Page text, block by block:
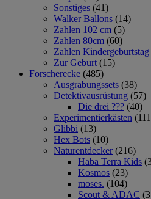
Sonstiges (41)
Walker Ballons (14)
Zahlen 102 cm (5)
Zahlen 80cm (60)
Zahlen Kindergeburtstag
Zur Geburt (15)
Forscherecke (485)
Ausgrabungssets (38)
Detektivausrüstung (57)
Die drei ??? (40)
Experimentierkästen
Glibbi (13)
Hex Bots (10)
Naturentdecker (216)
Haba Terra Kids
Kosmos (23)
moses. (104)
Scout & ADAC